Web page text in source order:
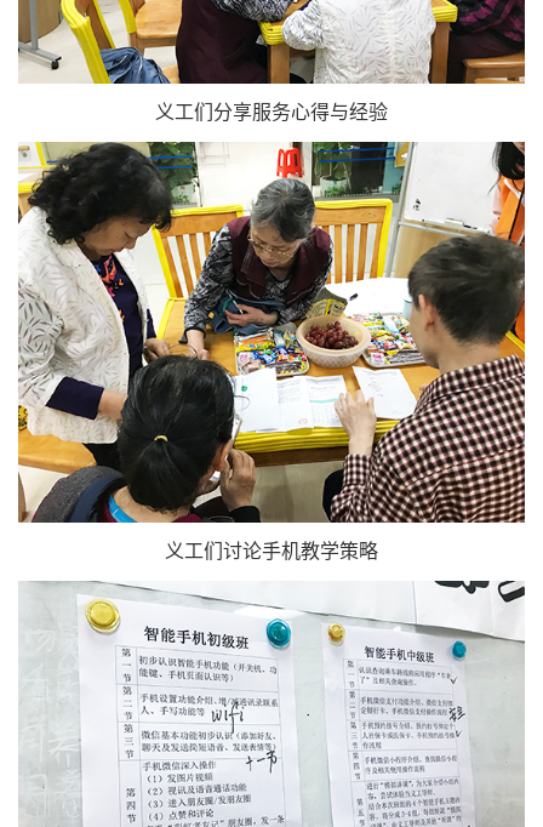
义工们分享服务心得与经验
义工们讨论手机教学策略